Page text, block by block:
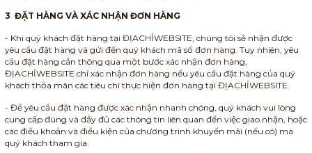
3 ĐẶT HÀNG VÀ XÁC NHẬN ĐƠN HÀNG
- Khi quý khách đặt hàng tại ĐỊACHỈWEBSITE, chúng tôi sẽ nhận được
yêu cầu đặt hàng và gửi đến quý khách mã số đơn hàng. Tuy nhiên, yêu
cầu đặt hàng cần thông qua một bước xác nhận đơn hàng,
ĐỊACHỈWEBSITE chỉ xác nhận đơn hàng nếu yêu cầu đặt hàng của quý
khách thỏa mãn các tiêu chí thực hiện đơn hàng tại ĐỊACHỈWEBSITE.
- Để yêu cầu đặt hàng được xác nhận nhanh chóng, quý khách vui lòng
cung cấp đúng và đầy đủ các thông tin liên quan đến việc giao nhận, hoặc
các điều khoản và điều kiện của chương trình khuyến mãi (nếu có) mà
quý khách tham gia.